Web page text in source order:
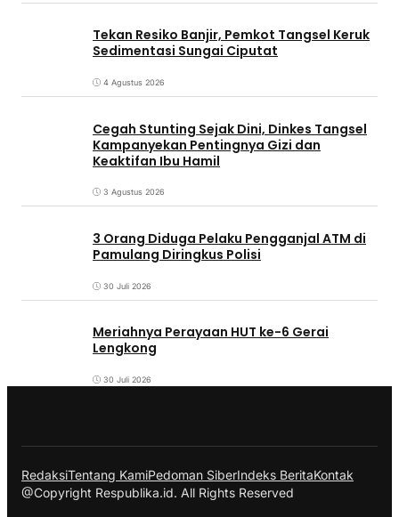
Tekan Resiko Banjir, Pemkot Tangsel Keruk
Sedimentasi Sungai Ciputat
4 Agustus 2026
Cegah Stunting Sejak Dini, Dinkes Tangsel
Kampanyekan Pentingnya Gizi dan
Keaktifan Ibu Hamil
3 Agustus 2026
3 Orang Diduga Pelaku Pengganjal ATM di
Pamulang Diringkus Polisi
30 Juli 2026
Meriahnya Perayaan HUT ke-6 Gerai
Lengkong
30 Juli 2026
RedaksiTentang KamiPedoman SiberIndeks BeritaKontak
@Copyright Respublika.id. All Rights Reserved